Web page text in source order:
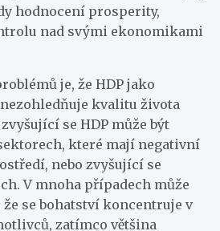
hodnocení prosperity,
nad svými ekonomikami
je, že HDP jako
kvalitu života
se HDP může být
které mají negativní
nebo zvyšující se
V mnoha případech může
že se bohatství koncentruje v
zatímco většina